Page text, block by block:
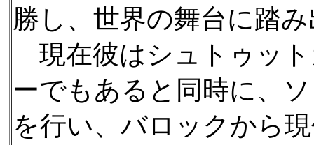
勝し、世界の舞台に踏
現在彼はシュトゥッ
ーでもあると同時に、
を行い、バロックから